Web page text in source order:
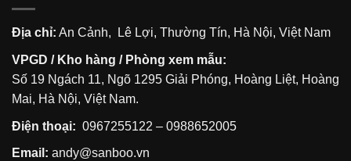
Địa chỉ: An Cảnh, Lê Lợi, Thường Tín, Hà Nội, Việt Nam
VPGD / Kho hàng / Phòng xem mẫu:
Số 19 Ngách 11, Ngõ 1295 Giải Phóng, Hoàng Liệt, Hoàng
Mai, Hà Nội, Việt Nam.
Điện thoại: 0967255122 – 0988652005
Email: andy@sanboo.vn